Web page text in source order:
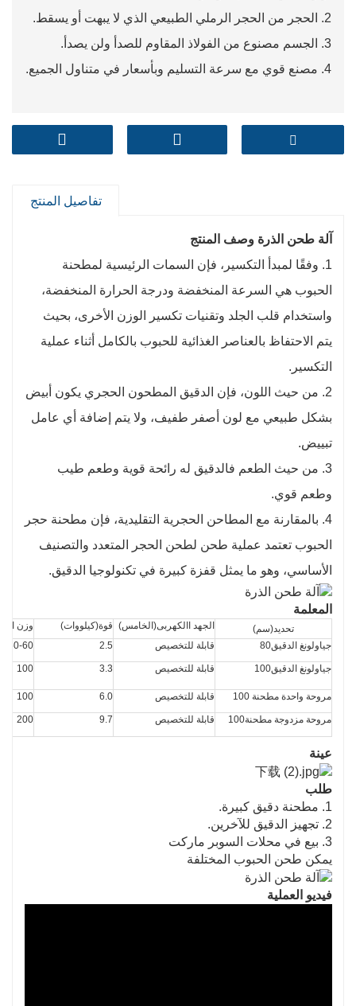
2. الحجر من الحجر الرملي الطبيعي الذي لا يبهت أو يسقط.
3. الجسم مصنوع من الفولاذ المقاوم للصدأ ولن يصدأ.
4. مصنع قوي مع سرعة التسليم وبأسعار في متناول الجميع.
تفاصيل المنتج
آلة طحن الذرة وصف المنتج
1. وفقًا لمبدأ التكسير، فإن السمات الرئيسية لمطحنة
الحبوب هي السرعة المنخفضة ودرجة الحرارة المنخفضة،
واستخدام قلب الجلد وتقنيات تكسير الوزن الأخرى، بحيث
يتم الاحتفاظ بالعناصر الغذائية للحبوب بالكامل أثناء عملية
التكسير.
2. من حيث اللون، فإن الدقيق المطحون الحجري يكون أبيض
بشكل طبيعي مع لون أصفر طفيف، ولا يتم إضافة أي عامل
تبييض.
3. من حيث الطعم فالدقيق له رائحة قوية وطعم طيب
وطعم قوي.
4. بالمقارنة مع المطاحن الحجرية التقليدية، فإن مطحنة حجر
الحبوب تعتمد عملية طحن لطحن الحجر المتعدد والتصنيف
الأساسي، وهو ما يمثل قفزة كبيرة في تكنولوجيا الدقيق.
المعلمة
تحديد(سم) الجهد االكهربى(الخامس) قوة(كيلووات)
وزن
جياولونغ الدقيق80
قابلة للتخصيص 2.5
50-60
جياولونغ الدقيق100 قابلة للتخصيص 3.3
100
مروحة واحدة مطحنة 100 قابلة للتخصيص 6.0
100
مروحة مزدوجة مطحنة100 قابلة للتخصيص 9.7
200
عينة
طلب
1. مطحنة دقيق كبيرة.
2. تجهيز الدقيق للآخرين.
3. بيع في محلات السوبر ماركت
يمكن طحن الحبوب المختلفة
فيديو العملية